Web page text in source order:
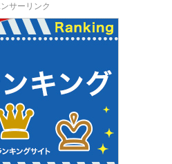
サーリンク